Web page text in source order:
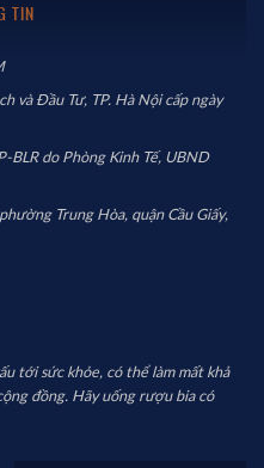
TIN
và Đầu Tư, TP. Hà Nội cấp ngày
BLR do Phòng Kinh Tế, UBND
Trung Hòa, quận Cầu Giấy,
tới sức khỏe, có thể làm mất khả
đồng. Hãy uống rượu bia có